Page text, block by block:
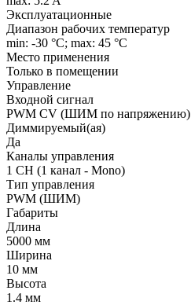
Эксплуатационные
Диапазон рабочих температур
min: -30 °C; max: 45 °C
Место применения
Только в помещении
Управление
Входной сигнал
PWM СV (ШИМ по напряжению)
Диммируемый(ая)
Да
Каналы управления
1 CH (1 канал - Mono)
Тип управления
PWM (ШИМ)
Габариты
Длина
5000 мм
Ширина
10 мм
Высота
1.4 мм